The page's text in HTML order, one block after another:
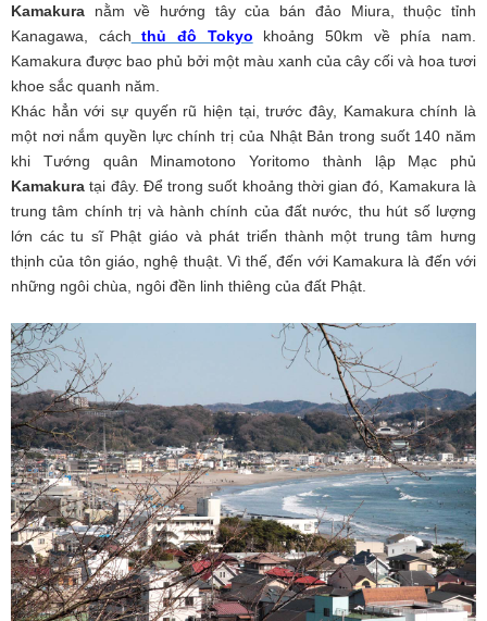
Kamakura nằm về hướng tây của bán đảo Miura, thuộc tỉnh
Kanagawa, cách thủ đô Tokyo khoảng 50km về phía nam.
Kamakura được bao phủ bởi một màu xanh của cây cối và hoa tươi
khoe sắc quanh năm.
Khác hẳn với sự quyến rũ hiện tại, trước đây, Kamakura chính là
một nơi nắm quyền lực chính trị của Nhật Bản trong suốt 140 năm
khi Tướng quân Minamotono Yoritomo thành lập Mạc phủ
Kamakuratại đây. Để trong suốt khoảng thời gian đó, Kamakura là
trung tâm chính trị và hành chính của đất nước, thu hút số lượng
lớn các tu sĩ Phật giáo và phát triển thành một trung tâm hưng
thịnh của tôn giáo, nghệ thuật. Vì thế, đến với Kamakura là đến với
những ngôi chùa, ngôi đền linh thiêng của đất Phật.